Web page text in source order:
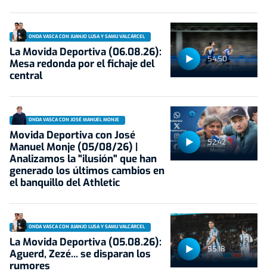
54:50
ONDA VASCA CON JUANJO LUSA Y SAMU VALCÁRCEL
La Movida Deportiva (06.08.26):
Mesa redonda por el fichaje del
central
52:42
ONDA VASCA CON JOSÉ MANUEL MONJE
Movida Deportiva con José
Manuel Monje (05/08/26) |
Analizamos la "ilusión" que han
generado los últimos cambios en
el banquillo del Athletic
55:18
ONDA VASCA CON JUANJO LUSA Y SAMU VALCÁRCEL
La Movida Deportiva (05.08.26):
Aguerd, Zezé... se disparan los
rumores